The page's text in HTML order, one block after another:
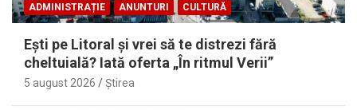
ADMINISTRAȚIE ANUNTURI CULTURĂ
Eşti pe Litoral şi vrei să te distrezi fără
cheltuială? Iată oferta „În ritmul Verii”
5 august 2026 Ştirea